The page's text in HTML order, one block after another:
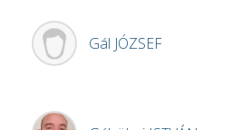
Gál JÓZSEF